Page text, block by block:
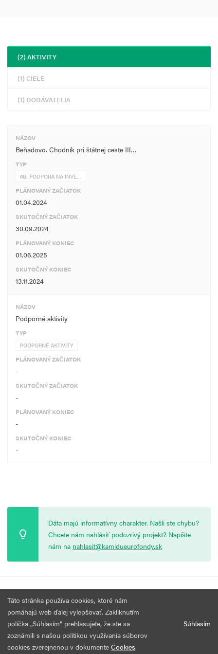
(2) AKTIVITY
(1) CIELE
(1) DODÁVATELIA
NÁZOV
Beňadovo. Chodník pri štátnej ceste III…
TYP
6B. PODPORA NA INVE…
PLÁNOVANÝ ZAČIATOK
01.04.2024
SKUTOČNÝ ZAČIATOK
30.09.2024
PLÁNOVANÝ KONIEC
01.06.2025
SKUTOČNÝ KONIEC
13.11.2024
NÁZOV
Podporné aktivity
TYP
PODPORNÉ AKTIVITY
PLÁNOVANÝ ZAČIATOK
-
SKUTOČNÝ ZAČIATOK
-
PLÁNOVANÝ KONIEC
-
SKUTOČNÝ KONIEC
-
Dáta majú informatívny charakter. Našli ste chybu?
Chcete nám nahlásiť podozrivý projekt? Napíšte
nám na nahlasit@kamidueurofondy.sk
Všetky práva vyhradené.
Táto stránka používa cookies, ktoré nám
pomáhajú web ďalej vylepšovať. Zakliknutím
políčka „Súhlasím“ prehlasujete, že ste sa
zoznámili s našou politikou využívania súborov
cookies zverejnenou v dokumente Cookies.
Súhlasím